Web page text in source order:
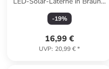
(H)24,5 x Ø 17,5 cm
-19%
16,99 €
UVP: 20,99 €*